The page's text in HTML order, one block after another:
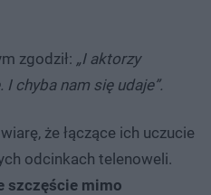
zgodził: „I aktorzy
chyba nam się udaje”.
że łączące ich uczucie
odcinkach telenoweli.
szczęście mimo